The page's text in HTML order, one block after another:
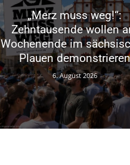
„Merz muss weg!“:
Zehntausende wollen
Wochenende im
Plauen demonstrieren
6. August 2026